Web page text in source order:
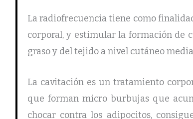
La radiofrecuencia tiene como
corporal, y estimular la formación de
graso y del tejido a nivel cutáneo
La cavitación es un tratamiento
que forman micro burbujas que
chocar contra los adipocitos,